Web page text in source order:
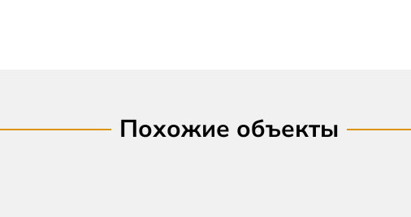
Похожие объекты